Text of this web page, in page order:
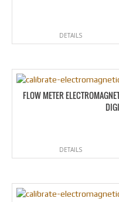
DETAILS
FLOW METER
DETAILS